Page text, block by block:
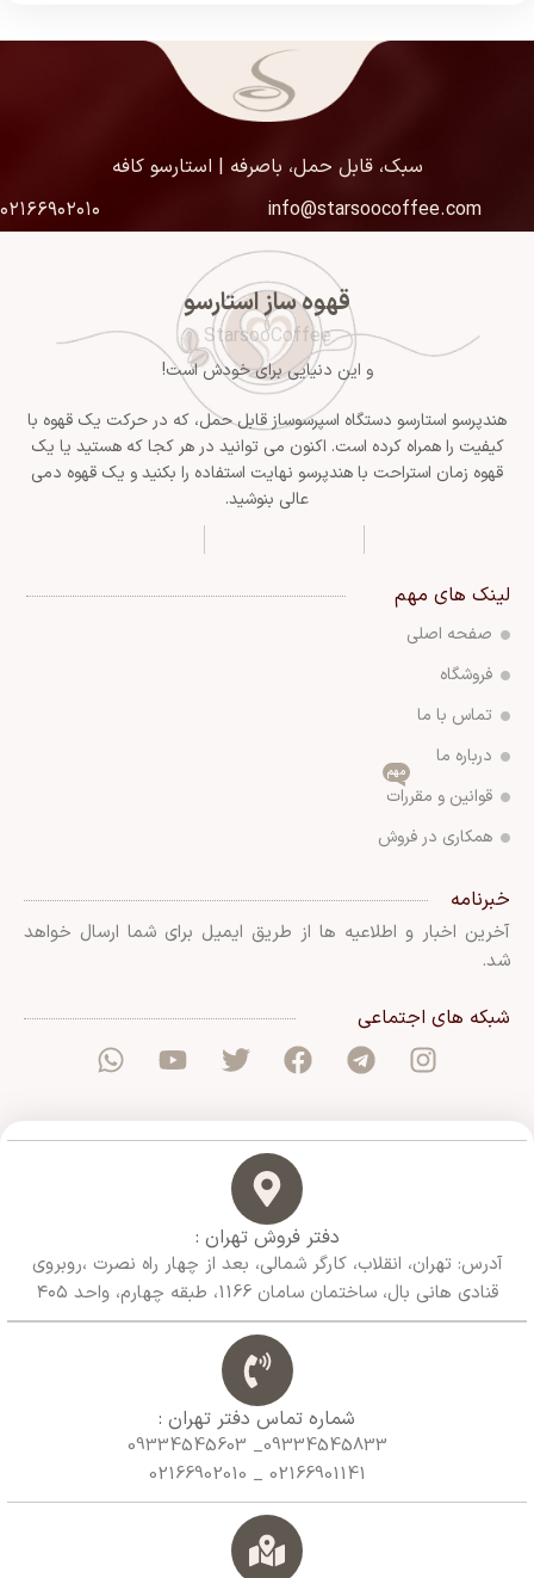
سبک، قابل حمل، باصرفه | استارسو کافه
info@starsoocoffee.com
۰۲۱۶۶۹۰۲۰۱۰
قهوه ساز استارسو
StarsooCoffee
و این دنیایی برای خودش است!
هندپرسو استارسو دستگاه اسپرسوساز قابل حمل، که در حرکت یک قهوه با
کیفیت را همراه کرده است. اکنون می توانید در هر کجا که هستید یا یک
قهوه زمان استراحت با هندپرسو نهایت استفاده را بکنید و یک قهوه دمی
عالی بنوشید.
لینک های مهم
صفحه اصلی
فروشگاه
تماس با ما
درباره ما
قوانین و مقررات
مهم
همکاری در فروش
خبرنامه
آخرین اخبار و اطلاعیه ها از طریق ایمیل برای شما ارسال خواهد
شد.
شبکه های اجتماعی
دفتر فروش تهران :
آدرس: تهران، انقلاب، کارگر شمالی، بعد از چهار راه نصرت ،روبروی
قنادی هانی بال، ساختمان سامان 1166، طبقه چهارم، واحد ۴۰۵
شماره تماس دفتر تهران :
09334545833_ 09334545603
02166901141 _ 02166902010